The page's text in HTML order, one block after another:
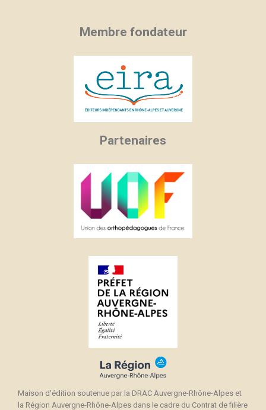
Membre fondateur
Partenaires
Maison d'édition soutenue par la DRAC Auvergne-Rhône-Alpes et
la Région Auvergne-Rhône-Alpes dans le cadre du Contrat de filière